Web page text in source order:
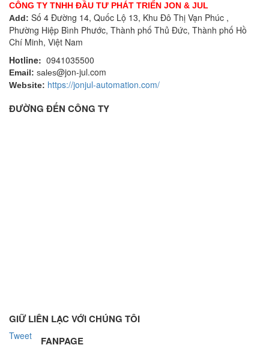
CÔNG TY TNHH ĐẦU TƯ PHÁT TRIỂN JON & JUL
Add: Số 4 Đường 14, Quốc Lộ 13, Khu Đô Thị Vạn Phúc ,
Phường Hiệp Bình Phước, Thành phố Thủ Đức, Thành phố Hồ
Chí Minh, Việt Nam
Hotline: 0941035500
Email: sales@jon-jul.com
Website: https://jonjul-automation.com/
ĐƯỜNG ĐẾN CÔNG TY
GIỮ LIÊN LẠC VỚI CHÚNG TÔI
Tweet FANPAGE